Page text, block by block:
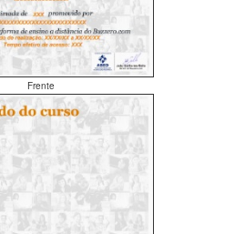
Frente